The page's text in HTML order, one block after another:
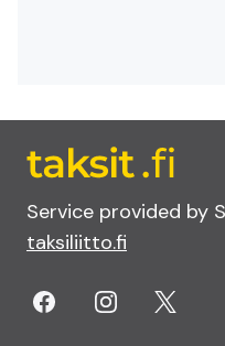
Service provided by
taksiliitto.fi